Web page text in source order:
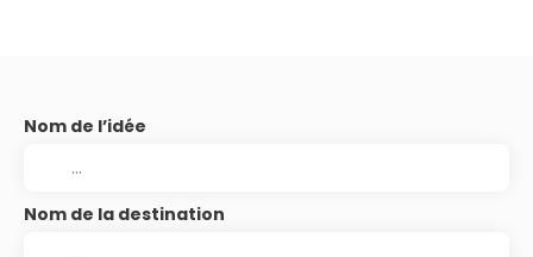
Nom de l’idée
Nom de la destination